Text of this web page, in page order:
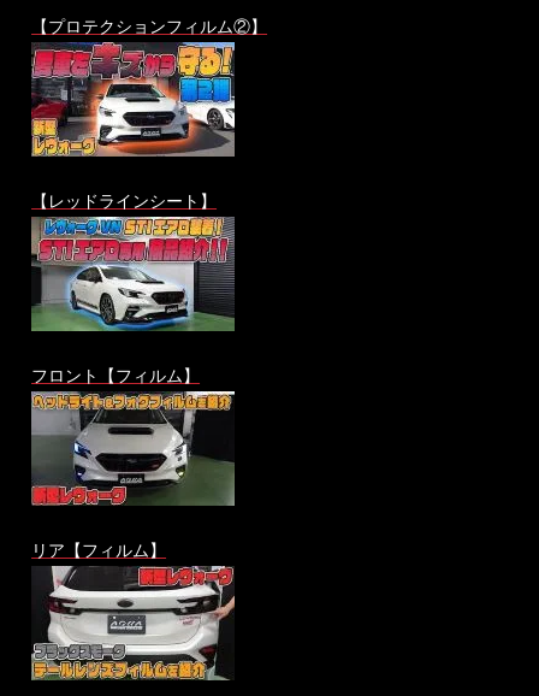
【プロテクションフィルム②】
【レッドラインシート】
フロント【フィルム】
リア【フィルム】